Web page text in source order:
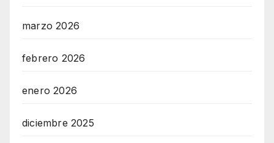
marzo 2026
febrero 2026
enero 2026
diciembre 2025